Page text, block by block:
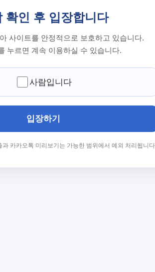
확인 후 입장합니다
사이트를 안정적으로 보호하고 있습니다.
누르면 계속 이용하실 수 있습니다.
사람입니다
입장하기
카카오톡 미리보기는 가능한 범위에서 예외 처리됩니